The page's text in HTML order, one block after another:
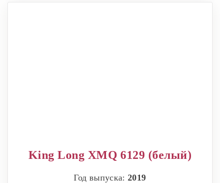
King Long XMQ 6129 (белый)
Год выпуска:2019